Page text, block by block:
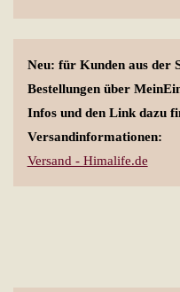
Neu: für Kunden aus der
Bestellungen über
Infos und den Link dazu
Versandinformationen:
Versand - Himalife.de